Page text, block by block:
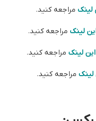
لینک مراجعه کنید.
لینک مراجعه کنید.
این لینک مراجعه کنید.
لینک مراجعه کنید.